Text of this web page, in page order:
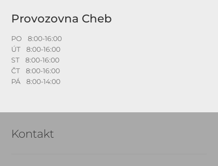
Provozovna Cheb
PO 8:00-16:00
ÚT 8:00-16:00
ST 8:00-16:00
ČT 8:00-16:00
PÁ 8:00-14:00
Kontakt